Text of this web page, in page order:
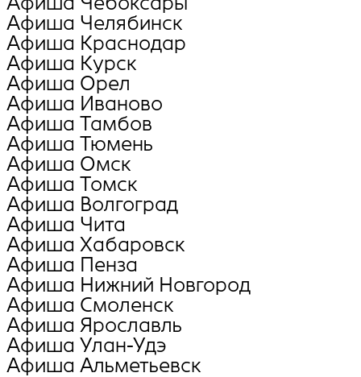
Афиша Челябинск
Афиша Краснодар
Афиша Курск
Афиша Орел
Афиша Иваново
Афиша Тамбов
Афиша Тюмень
Афиша Омск
Афиша Томск
Афиша Волгоград
Афиша Чита
Афиша Хабаровск
Афиша Пенза
Афиша Нижний Новгород
Афиша Смоленск
Афиша Ярославль
Афиша Улан-Удэ
Афиша Альметьевск